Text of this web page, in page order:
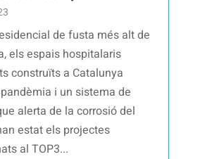
de fusta més alt de
els espais hospitalaris
construïts a Catalunya
i un sistema de
alerta de la corrosió del
estat els projectes
al TOP3...